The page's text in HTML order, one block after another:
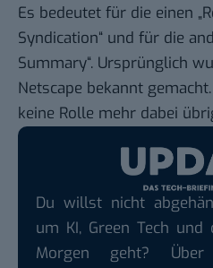
Es bedeutet für die einen
Syndication“ und für die
Summary“. Ursprünglich
Netscape bekannt
keine Rolle mehr dabei
Du willst nicht
um KI, Green Tech und
Morgen geht?